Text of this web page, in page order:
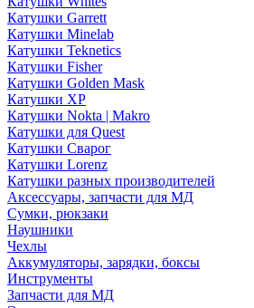
Катушки Garrett
Катушки Minelab
Катушки Teknetics
Катушки Fisher
Катушки Golden Mask
Катушки XP
Катушки Nokta | Makro
Катушки для Quest
Катушки Сварог
Катушки Lorenz
Катушки разных производителей
Аксессуары, запчасти для МД
Сумки, рюкзаки
Наушники
Чехлы
Аккумуляторы, зарядки, боксы
Инструменты
Запчасти для МД